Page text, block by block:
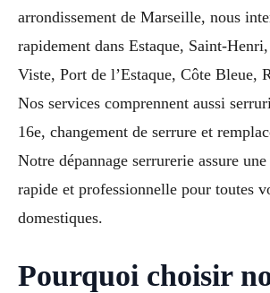
arrondissement de Marseille, nous
rapidement dans Estaque, Saint-
Viste, Port de l’Estaque, Côte Bleue,
Nos services comprennent aussi
16e, changement de serrure et
Notre dépannage serrurerie assure
rapide et professionnelle pour toutes
domestiques.
Pourquoi choisir